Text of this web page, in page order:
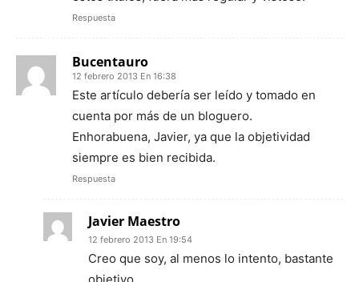
Respuesta
Bucentauro
12 febrero 2013 En 16:38
Este artículo debería ser leído y tomado en
cuenta por más de un bloguero.
Enhorabuena, Javier, ya que la objetividad
siempre es bien recibida.
Respuesta
Javier Maestro
12 febrero 2013 En 19:54
Creo que soy, al menos lo intento, bastante